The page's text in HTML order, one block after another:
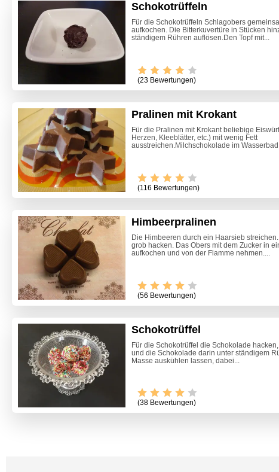
Schokotrüffeln
Für die Schokotrüffeln Schlagobers
aufkochen. Die Bitterkuvertüre in Stücken
ständigem Rühren auflösen.Den Topf mit...
(23 Bewertungen)
Pralinen mit Krokant
Für die Pralinen mit Krokant beliebige
Herzen, Kleeblätter, etc.) mit wenig Fett
ausstreichen.Milchschokolade im
(116 Bewertungen)
Himbeerpralinen
Die Himbeeren durch ein Haarsieb
grob hacken. Das Obers mit dem Zucker in
aufkochen und von der Flamme nehmen....
(56 Bewertungen)
Schokotrüffel
Für die Schokotrüffel die Schokolade
und die Schokolade darin unter ständigem
Masse auskühlen lassen, dabei...
(38 Bewertungen)
Video -